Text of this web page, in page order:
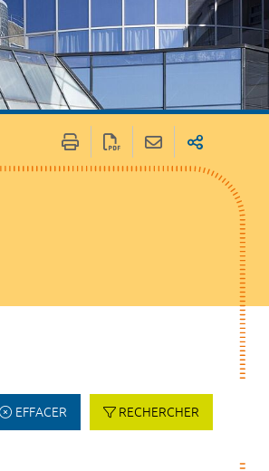
EFFACER RECHERCHER